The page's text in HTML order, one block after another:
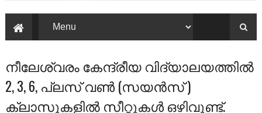
നീലേശ്വരം കേന്ദ്രീയ വിദ്യാലയത്തില്‍
2, 3, 6, പ്ലസ്‌ വണ്‍ (സയന്‍സ്‌ )
ക്ലാസുകളില്‍ സീറ്റുകള്‍ ഒഴിവുണ്ട്‌.